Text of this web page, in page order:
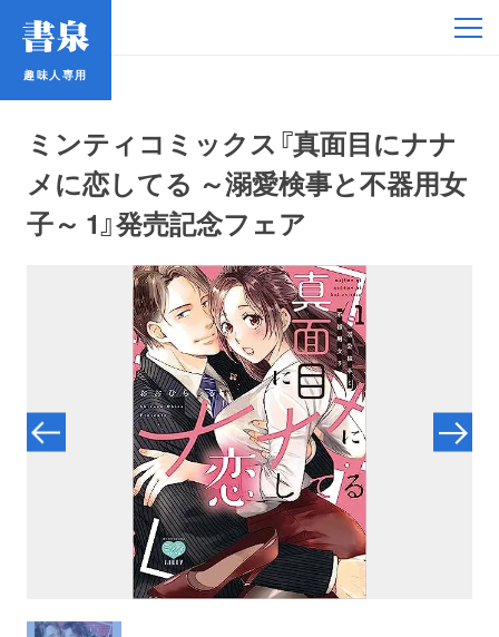
趣味人専用
ミンティコミックス『真面目にナナ
メに恋してる ～溺愛検事と不器用女
子～ 1』発売記念フェア
趣味人専用
鉄道・バス
コミック・ラノベ
プロレス